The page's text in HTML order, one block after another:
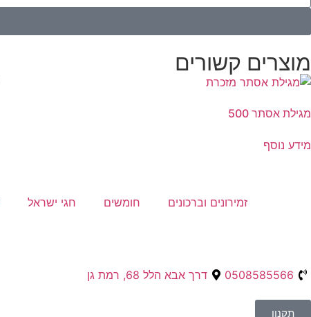
מוצרים קשורים
מגילת אסתר 500
מידע נוסף
זמירונים וברכונים חומשים חגי ישראל
0508585566 דרך אבא הלל 68, רמת גן
תקנון